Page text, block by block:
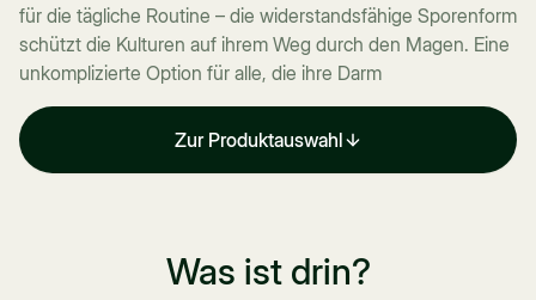
für die tägliche Routine – die widerstandsfähige Sporenform
schützt die Kulturen auf ihrem Weg durch den Magen. Eine
unkomplizierte Option für alle, die ihre Darm
Zur Produktauswahl
Was ist drin?